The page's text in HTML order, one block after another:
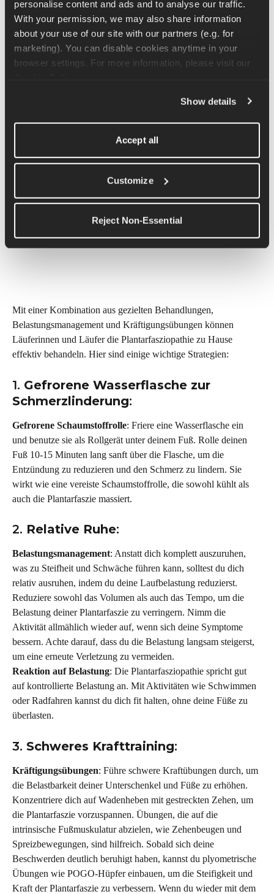
personalise content and ads and to analyse our traffic.
With your permission, we may also share information
about your use of our site with our partners (e.g. for
marketing). You can disable cookies anytime in your
Show details
Accept all
Customize
Reject Non-Essential
oder des Fußgewölbes verursacht oder wenn du erhebliche
Schwierigkeiten oder eine Asymmetrie zwischen den Beinen
feststellst, kann das auf eine Plantarfasziopathie hindeuten.
Es ist wichtig, dass du eine ärztliche Meinung zur Diagnose und
Selbstmanagement-Strategien
Mit einer Kombination aus gezielten Behandlungen,
Belastungsmanagement und Kräftigungsübungen können
Läuferinnen und Läufer die Plantarfasziopathie zu Hause
effektiv behandeln. Hier sind einige wichtige Strategien:
1. Gefrorene Wasserflasche zur
Schmerzlinderung:
Gefrorene Schaumstoffrolle: Friere eine Wasserflasche ein
und benutze sie als Rollgerät unter deinem Fuß. Rolle deinen
Fuß 10-15 Minuten lang sanft über die Flasche, um die
Entzündung zu reduzieren und den Schmerz zu lindern. Sie
wirkt wie eine vereiste Schaumstoffrolle, die sowohl kühlt als
auch die Plantarfaszie massiert.
2. Relative Ruhe:
Belastungsmanagement: Anstatt dich komplett auszuruhen,
was zu Steifheit und Schwäche führen kann, solltest du dich
relativ ausruhen, indem du deine Laufbelastung reduzierst.
Reduziere sowohl das Volumen als auch das Tempo, um die
Belastung deiner Plantarfaszie zu verringern. Nimm die
Aktivität allmählich wieder auf, wenn sich deine Symptome
bessern. Achte darauf, dass du die Belastung langsam steigerst,
um eine erneute Verletzung zu vermeiden.
Reaktion auf Belastung: Die Plantarfasziopathie spricht gut
auf kontrollierte Belastung an. Mit Aktivitäten wie Schwimmen
oder Radfahren kannst du dich fit halten, ohne deine Füße zu
überlasten.
3. Schweres Krafttraining:
Kräftigungsübungen: Führe schwere Kraftübungen durch, um
die Belastbarkeit deiner Unterschenkel und Füße zu erhöhen.
Konzentriere dich auf Wadenheben mit gestreckten Zehen, um
die Plantarfaszie vorzuspannen. Übungen, die auf die
intrinsische Fußmuskulatur abzielen, wie Zehenbeugen und
Spreizbewegungen, sind hilfreich. Sobald sich deine
Beschwerden deutlich beruhigt haben, kannst du plyometrische
Übungen wie POGO-Hüpfer einbauen, um die Steifigkeit und
Kraft der Plantarfaszie zu verbessern. Wenn du wieder mit dem